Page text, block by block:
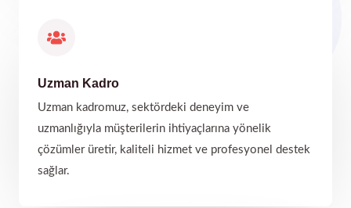
Uzman Kadro
Uzman kadromuz, sektördeki deneyim ve
uzmanlığıyla müşterilerin ihtiyaçlarına yönelik
çözümler üretir, kaliteli hizmet ve profesyonel destek
sağlar.